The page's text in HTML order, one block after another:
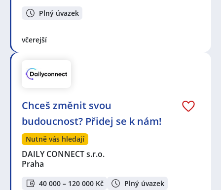
Plný úvazek
včerejší
Chceš změnit svou
budoucnost? Přidej se k nám!
Nutně vás hledají
DAILY CONNECT s.r.o.
Praha
40 000 – 120 000 Kč Plný úvazek